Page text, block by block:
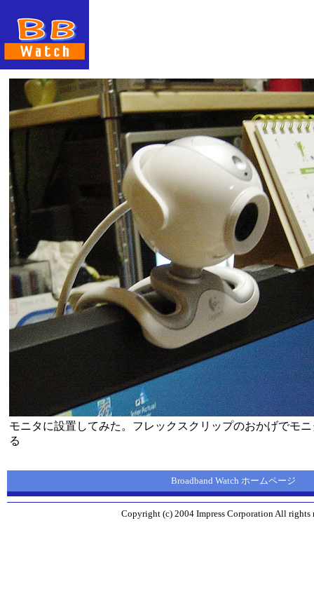
モニタに設置してみた。フレックスクリップのおかげでモ
る
Broadband Watch ホームページ
Copyright (c) 2004 Impress Corporation All rights